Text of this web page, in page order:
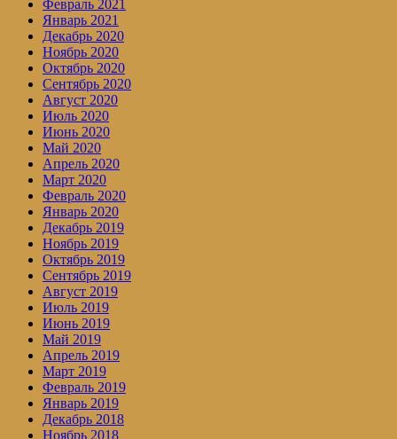
Февраль 2021
Январь 2021
Декабрь 2020
Ноябрь 2020
Октябрь 2020
Сентябрь 2020
Август 2020
Июль 2020
Июнь 2020
Май 2020
Апрель 2020
Март 2020
Февраль 2020
Январь 2020
Декабрь 2019
Ноябрь 2019
Октябрь 2019
Сентябрь 2019
Август 2019
Июль 2019
Июнь 2019
Май 2019
Апрель 2019
Март 2019
Февраль 2019
Январь 2019
Декабрь 2018
Ноябрь 2018